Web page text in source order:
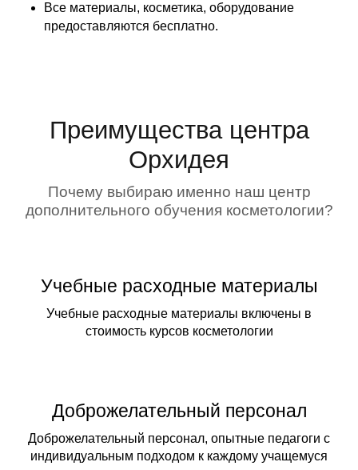
Все материалы, косметика, оборудование
предоставляются бесплатно.
Преимущества центра
Орхидея
Почему выбираю именно наш центр
дополнительного обучения косметологии?
Учебные расходные материалы
Учебные расходные материалы включены в
стоимость курсов косметологии
Доброжелательный персонал
Доброжелательный персонал, опытные педагоги с
индивидуальным подходом к каждому учащемуся